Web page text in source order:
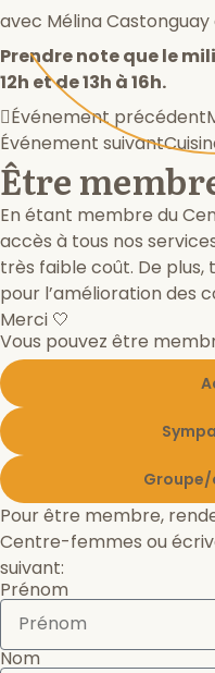
avec Mélina Castonguay
Prendre note que le
12h et de 13h à 16h.
Événement précédent
Événement suivant
Être
En étant membre du
accès à tous nos
très faible coût. De
pour l’amélioration des
Merci 🤍
Vous pouvez être
Groupe/
Pour être membre,
Centre-femmes ou
suivant:
Prénom
Nom